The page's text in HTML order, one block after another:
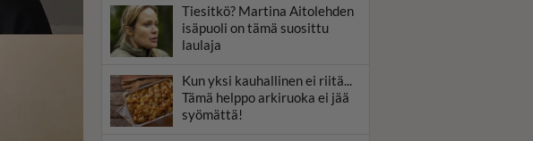
Tiesitkö? Martina Aitolehden
isäpuoli on tämä suosittu
laulaja
Kun yksi kauhallinen ei riitä...
Tämä helppo arkiruoka ei jää
syömättä!